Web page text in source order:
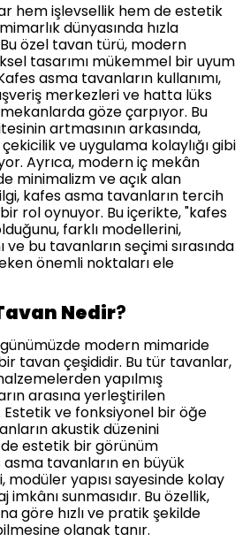
hem işlevsellik hem de estetik
dünyasında hızla
özel tavan türü, modern
tasarımı mükemmel bir uyum
asma tavanların kullanımı,
merkezleri ve hatta lüks
göze çarpıyor. Bu
artmasının arkasında,
çekicilik ve uygulama kolaylığı gibi
Ayrıca, modern iç mekân
minimalizm ve açık alan
kafes asma tavanların tercih
rol oynuyor. Bu içerikte, "kafes
farklı modellerini,
ve bu tavanların seçimi sırasında
önemli noktaları ele
Nedir?
modern mimaride
tavan çeşididir. Bu tür tavanlar,
yapılmış
arasına yerleştirilen
ve fonksiyonel bir öğe
akustik düzenini
estetik bir görünüm
tavanların en büyük
modüler yapısı sayesinde kolay
sunmasıdır. Bu özellik,
göre hızlı ve pratik şekilde
olanak tanır.